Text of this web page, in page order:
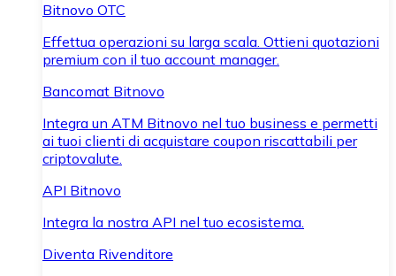
Bitnovo OTC
Effettua operazioni su larga scala. Ottieni quotazioni
premium con il tuo account manager.
Bancomat Bitnovo
Integra un ATM Bitnovo nel tuo business e permetti
ai tuoi clienti di acquistare coupon riscattabili per
criptovalute.
API Bitnovo
Integra la nostra API nel tuo ecosistema.
Diventa Rivenditore